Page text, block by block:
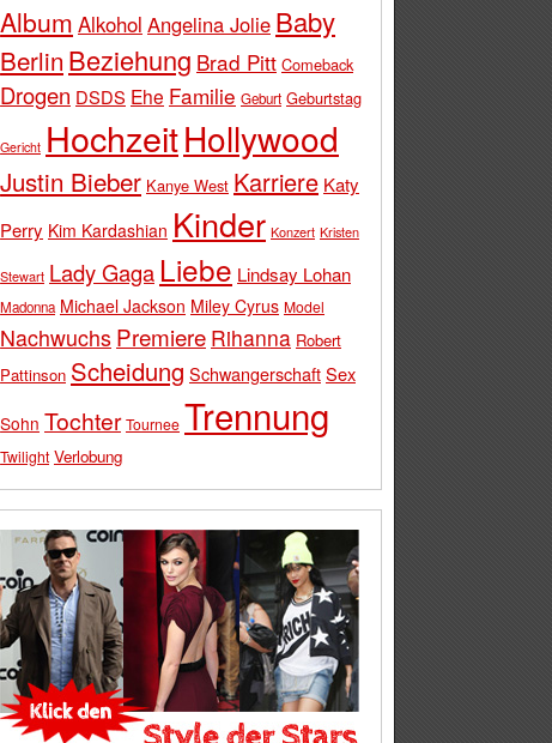
Album Alkohol Angelina Jolie Baby
Berlin Beziehung Brad Pitt Comeback
Drogen DSDS Ehe Familie Geburt Geburtstag
Gericht HochzeitHollywood
Justin Bieber Kanye West Karriere Katy
Perry Kim Kardashian Kinder Konzert Kristen
Stewart Lady Gaga Liebe Lindsay Lohan
Madonna Michael Jackson Miley Cyrus Model
Nachwuchs Premiere Rihanna Robert
Pattinson Scheidung SchwangerschaftSex
Sohn Tochter Tournee Trennung
Twilight Verlobung